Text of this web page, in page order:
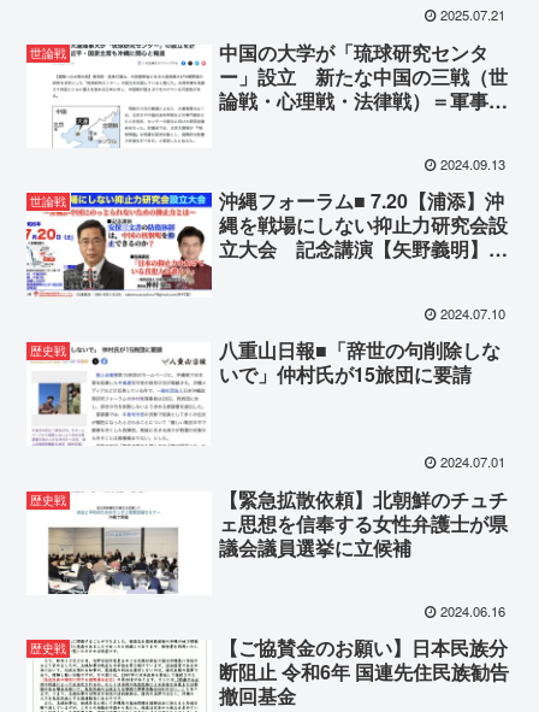
2025.07.21
世論戦
中国の大学が「琉球研究センタ
ー」設立 新たな中国の三戦（世
論戦・心理戦・法律戦）＝軍事的
2024.09.13
世論戦
沖縄フォーラム■ 7.20【浦添】沖
縄を戦場にしない抑止力研究会設
立大会 記念講演【矢野義明】
2024.07.10
歴史戦
八重山日報■「辞世の句削除しな
いで」仲村氏が15旅団に要請
2024.07.01
歴史戦
【緊急拡散依頼】北朝鮮のチュチ
ェ思想を信奉する女性弁護士が県
議会議員選挙に立候補
2024.06.16
歴史戦
【ご協賛金のお願い】日本民族分
断阻止 令和6年 国連先住民族勧告
撤回基金